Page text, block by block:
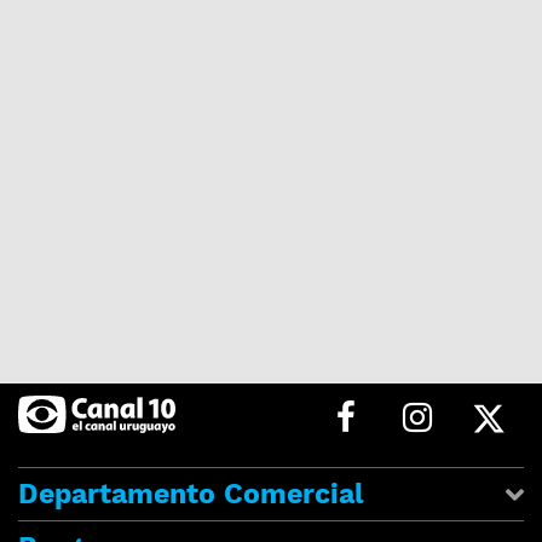
Departamento Comercial